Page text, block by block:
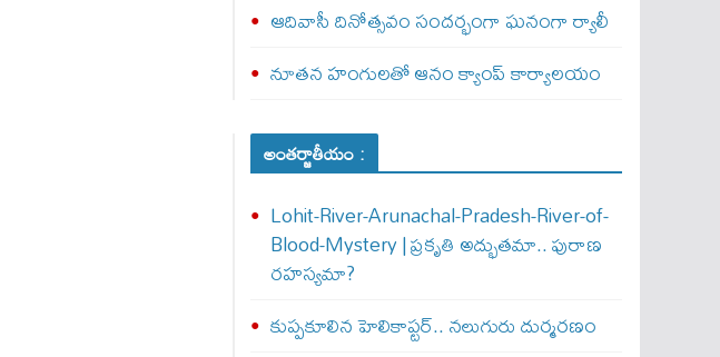
ఆదివాసీ దినోత్సవం సందర్భంగా ఘనంగా ర్యాలీ
నూతన హంగులతో ఆనం క్యాంప్ కార్యాలయం
అంతర్జాతీయం :
Lohit-River-Arunachal-Pradesh-River-of-
Blood-Mystery | ప్రకృతి అద్భుతమా.. పురాణ
రహస్యమా?
కుప్పకూలిన హెలికాప్టర్‌.. నలుగురు దుర్మరణం